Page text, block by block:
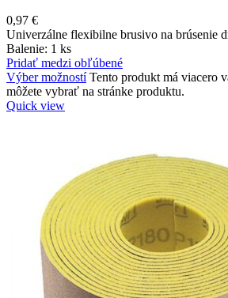
0,97 €
Univerzálne flexibilne brusivo na brúsenie
Balenie: 1 ks
Pridať medzi obľúbené
Výber možností Tento produkt má viacero
môžete vybrať na stránke produktu.
Quick view